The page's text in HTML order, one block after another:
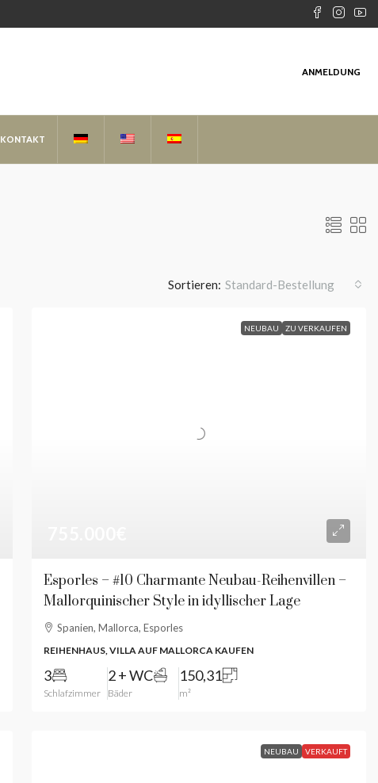
ANMELDUNG
KONTAKT
Sortieren: Standard-Bestellung
NEUBAU ZU VERKAUFEN
Esporles – #10 Charmante Neubau-Reihenvillen –
Mallorquinischer Style in idyllischer Lage
Spanien, Mallorca, Esporles
REIHENHAUS, VILLA AUF MALLORCA KAUFEN
3
Schlafzimmer
2 + WC
Bäder
150,31
m²
NEUBAU VERKAUFT